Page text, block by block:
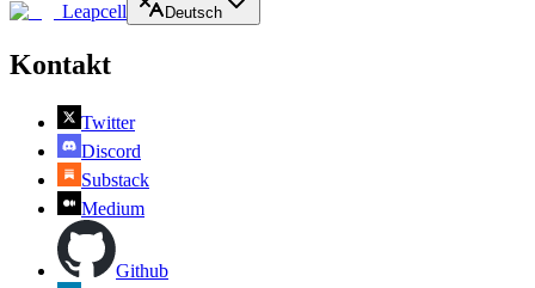
Leapcell Deutsch
Kontakt
Twitter
Discord
Substack
Medium
Github